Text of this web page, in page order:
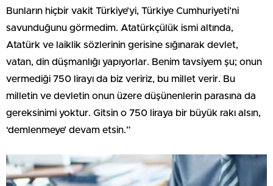
Bunların hiçbir vakit Türkiye’yi, Türkiye Cumhuriyeti’ni
savunduğunu görmedim. Atatürkçülük ismi altında,
Atatürk ve laiklik sözlerinin gerisine sığınarak devlet,
vatan, din düşmanlığı yapıyorlar. Benim tavsiyem şu; onun
vermediği 750 lirayı da biz veririz, bu millet verir. Bu
milletin ve devletin onun üzere düşünenlerin parasına da
gereksinimi yoktur. Gitsin o 750 liraya bir büyük rakı alsın,
‘demlenmeye’ devam etsin.”